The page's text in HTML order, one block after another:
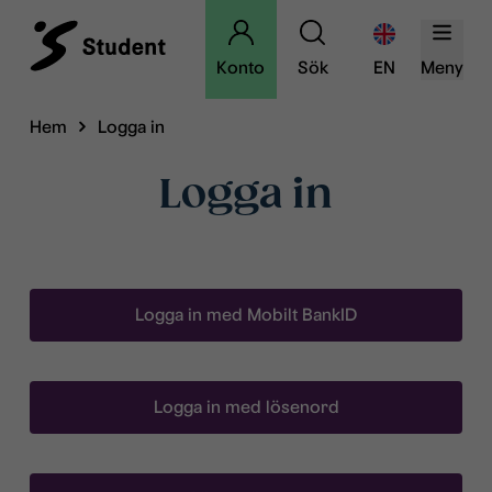
Konto Sök EN Meny
Hem Logga in
Logga in
Logga in med Mobilt BankID
Logga in med lösenord